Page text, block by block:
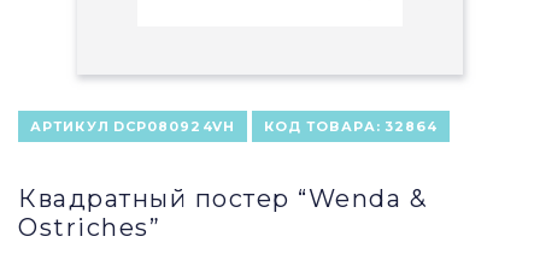
АРТИКУЛ DCP080924VH КОД ТОВАРА: 32864
Квадратный постер “Wenda &
Ostriches”